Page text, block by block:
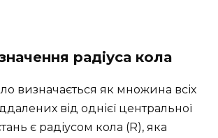
радіуса кола
визначається як множина всіх
від однієї центральної
є радіусом кола (R), яка